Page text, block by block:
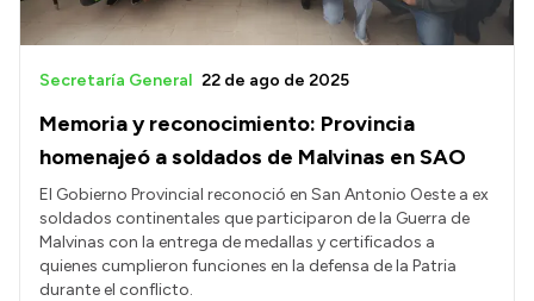
Boletín Oficial
Compras y licitaciones
Consulta de pago a proveedores
Convocatorias
Intranet
Login
Memoria y reconocimiento: Provincia
homenajeó a soldados de Malvinas en SAO
Secretaría General 22 de ago de 2025
El Gobierno Provincial reconoció en San Antonio Oeste a ex
soldados continentales que participaron de la Guerra de
Malvinas con la entrega de medallas y certificados a
quienes cumplieron funciones en la defensa de la Patria
durante el conflicto.